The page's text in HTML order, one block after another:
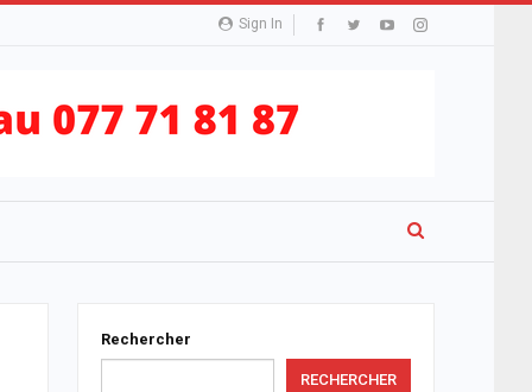
Sign In
Rechercher
RECHERCHER